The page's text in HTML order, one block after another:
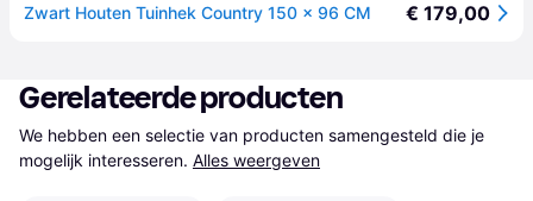
Zwart Houten Tuinhek Country 150 x 96 CM € 179,00
Gerelateerde producten
We hebben een selectie van producten samengesteld die je
mogelijk interesseren. Alles weergeven